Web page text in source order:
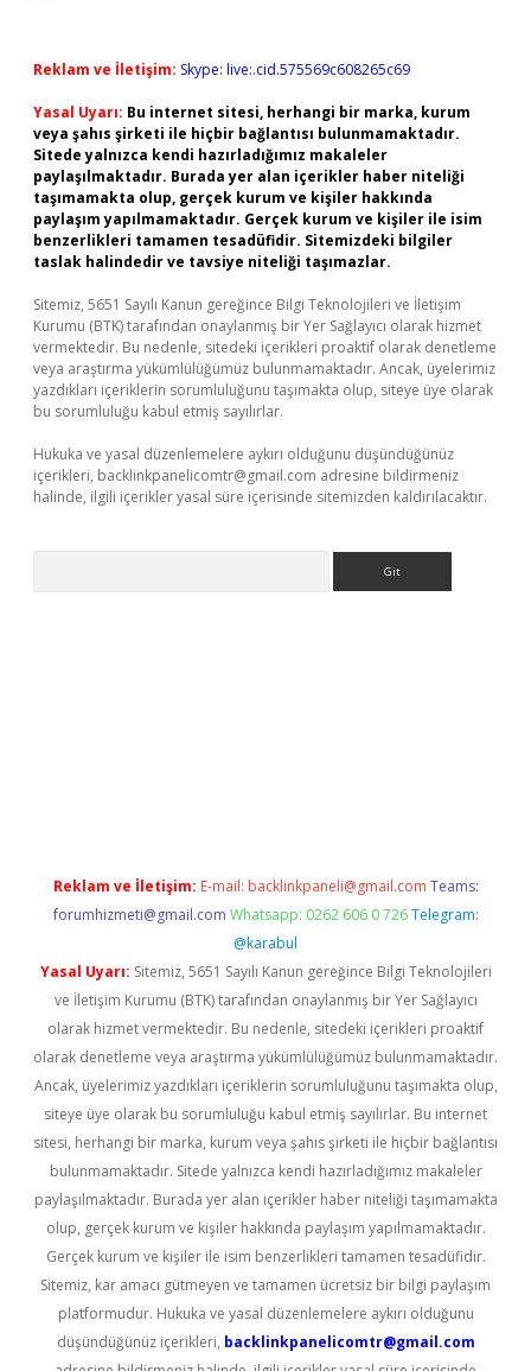
Reklam ve İletişim: Skype: live:.cid.575569c608265c69
Yasal Uyarı: Bu internet sitesi, herhangi bir marka, kurum
veya şahıs şirketi ile hiçbir bağlantısı bulunmamaktadır.
Sitede yalnızca kendi hazırladığımız makaleler
paylaşılmaktadır. Burada yer alan içerikler haber niteliği
taşımamakta olup, gerçek kurum ve kişiler hakkında
paylaşım yapılmamaktadır. Gerçek kurum ve kişiler ile isim
benzerlikleri tamamen tesadüfidir. Sitemizdeki bilgiler
taslak halindedir ve tavsiye niteliği taşımazlar.
Sitemiz, 5651 Sayılı Kanun gereğince Bilgi Teknolojileri ve İletişim
Kurumu (BTK) tarafından onaylanmış bir Yer Sağlayıcı olarak hizmet
vermektedir. Bu nedenle, sitedeki içerikleri proaktif olarak denetleme
veya araştırma yükümlülüğümüz bulunmamaktadır. Ancak, üyelerimiz
yazdıkları içeriklerin sorumluluğunu taşımakta olup, siteye üye olarak
bu sorumluluğu kabul etmiş sayılırlar.
Hukuka ve yasal düzenlemelere aykırı olduğunu düşündüğünüz
içerikleri, backlinkpanelicomtr@gmail.com adresine bildirmeniz
halinde, ilgili içerikler yasal süre içerisinde sitemizden kaldırılacaktır.
Reklam ve İletişim: E-mail: backlinkpaneli@gmail.com Teams:
forumhizmeti@gmail.com Whatsapp: 0262 606 0 726 Telegram:
@karabul
Yasal Uyarı: Sitemiz, 5651 Sayılı Kanun gereğince Bilgi Teknolojileri
ve İletişim Kurumu (BTK) tarafından onaylanmış bir Yer Sağlayıcı
olarak hizmet vermektedir. Bu nedenle, sitedeki içerikleri proaktif
olarak denetleme veya araştırma yükümlülüğümüz bulunmamaktadır.
Ancak, üyelerimiz yazdıkları içeriklerin sorumluluğunu taşımakta olup,
siteye üye olarak bu sorumluluğu kabul etmiş sayılırlar. Bu internet
sitesi, herhangi bir marka, kurum veya şahıs şirketi ile hiçbir bağlantısı
bulunmamaktadır. Sitede yalnızca kendi hazırladığımız makaleler
paylaşılmaktadır. Burada yer alan içerikler haber niteliği taşımamakta
olup, gerçek kurum ve kişiler hakkında paylaşım yapılmamaktadır.
Gerçek kurum ve kişiler ile isim benzerlikleri tamamen tesadüfidir.
Sitemiz, kar amacı gütmeyen ve tamamen ücretsiz bir bilgi paylaşım
platformudur. Hukuka ve yasal düzenlemelere aykırı olduğunu
düşündüğünüz içerikleri, backlinkpanelicomtr@gmail.com